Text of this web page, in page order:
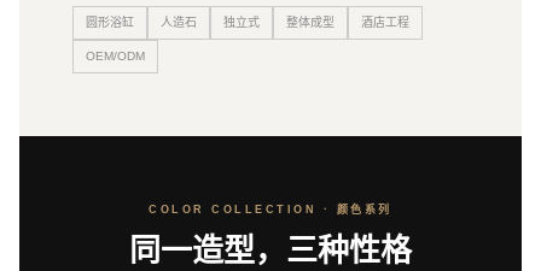
圆形浴缸 人造石 独立式 整体成型 酒店工程
OEM/ODM
COLOR COLLECTION · 颜色系列
同一造型，三种性格